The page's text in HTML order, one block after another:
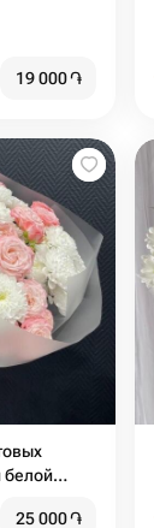
19 000֏
белой
25 000֏